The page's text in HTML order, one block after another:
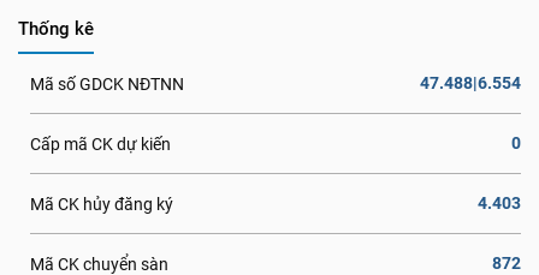
Thống kê
Mã số GDCK NĐTNN 47.488|6.554
Cấp mã CK dự kiến 0
Mã CK hủy đăng ký 4.403
Mã CK chuyển sàn 872